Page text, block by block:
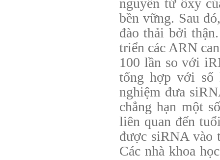
nguyên tử ôxy
bền vững. Sau
đào thải bởi
triển các ARN
100 lần so với
tổng hợp với số
nghiệm đưa
chẳng hạn một
liên quan đến
được siRNA vào
Các nhà khoa